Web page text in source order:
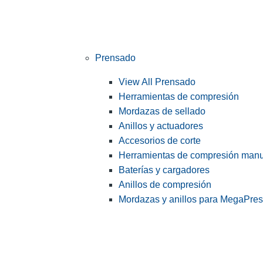
Prensado
View All Prensado
Herramientas de compresión
Mordazas de sellado
Anillos y actuadores
Accesorios de corte
Herramientas de compresión
Baterías y cargadores
Anillos de compresión
Mordazas y anillos para